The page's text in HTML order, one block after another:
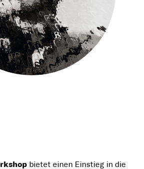
bietet einen Einstieg in die